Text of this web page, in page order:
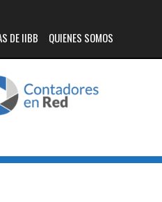
DE IIBB QUIENES SOMOS